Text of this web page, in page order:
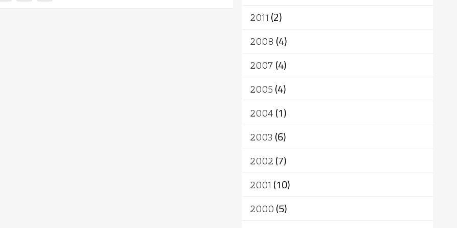
2011 (2)
2008 (4)
2007(4)
2005(4)
2004(1)
2003 (6)
2002(7)
2001 (10)
2000(5)